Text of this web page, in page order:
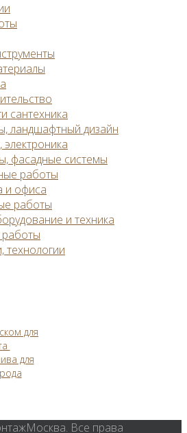
сантехника
ландшафтный дизайн
фасадные системы
работы
и офиса
работы
и техника
технологии
для
для
Все права